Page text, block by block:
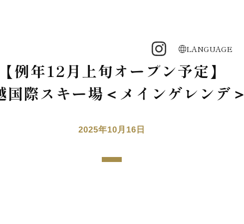
LANGUAGE
例年12月上旬オープン予定】
国際スキー場＜メインゲレンデ＞
2025年10月16日